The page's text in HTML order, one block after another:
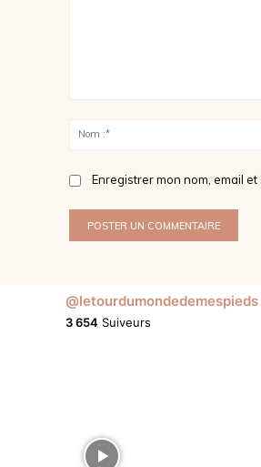
Enregistrer mon nom, email
@letourdumondedemespieds
3 654 Suiveurs